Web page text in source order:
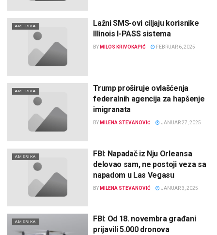
AMERIKA
Lažni SMS-ovi ciljaju korisnike
Illinois I-PASS sistema
BY MILOS KRIVOKAPIĆ FEBRUAR 6, 2025
AMERIKA
Trump proširuje ovlašćenja
federalnih agencija za hapšenje
imigranata
BY MILENA STEVANOVIĆ JANUAR 27, 2025
AMERIKA
FBI: Napadač iz Nju Orleansa
delovao sam, ne postoji veza sa
napadom u Las Vegasu
BY MILENA STEVANOVIĆ JANUAR 3, 2025
AMERIKA
FBI: Od 18. novembra građani
prijavili 5.000 dronova